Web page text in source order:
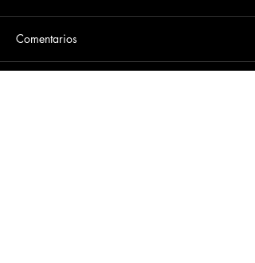
Comentarios